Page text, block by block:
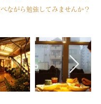
ながら勉強してみませんか？